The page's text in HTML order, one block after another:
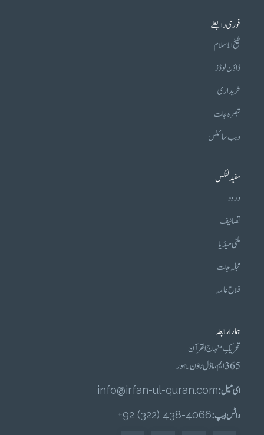
فوری رابطے
شیخ الاسلام
ڈاؤن لوڈز
خریداری
تبصرہ جات
ویب سائٹس
مفید لنکس
درود
تصانیف
ملٹی میڈیا
مجلہ جات
فلاح عامہ
ہمارا رابطہ
تحریکِ منہاج القرآن
365 ایم، ماڈل ٹاؤن لاہور
ای میل :info@irfan-ul-quran.com
واٹس ایپ :4066-438 (322) 92+